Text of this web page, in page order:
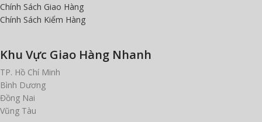
Chính Sách Giao Hàng
Chính Sách Kiểm Hàng
Khu Vực Giao Hàng Nhanh
TP. Hồ Chí Minh
Bình Dương
Đồng Nai
Vũng Tàu